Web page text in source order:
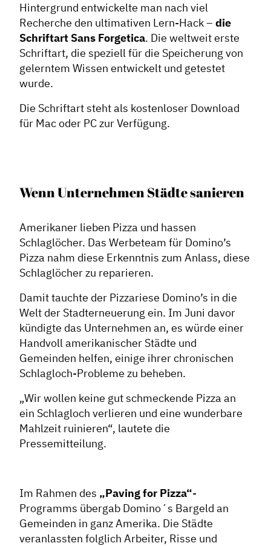
Hintergrund entwickelte man nach viel
Recherche den ultimativen Lern-Hack – die
Schriftart Sans Forgetica. Die weltweit erste
Schriftart, die speziell für die Speicherung von
gelerntem Wissen entwickelt und getestet
wurde.
Die Schriftart steht als kostenloser Download
für Mac oder PC zur Verfügung.
Wenn Unternehmen Städte sanieren
Amerikaner lieben Pizza und hassen
Schlaglöcher. Das Werbeteam für Domino’s
Pizza nahm diese Erkenntnis zum Anlass, diese
Schlaglöcher zu reparieren.
Damit tauchte der Pizzariese Domino’s in die
Welt der Stadterneuerung ein. Im Juni davor
kündigte das Unternehmen an, es würde einer
Handvoll amerikanischer Städte und
Gemeinden helfen, einige ihrer chronischen
Schlagloch-Probleme zu beheben.
„Wir wollen keine gut schmeckende Pizza an
ein Schlagloch verlieren und eine wunderbare
Mahlzeit ruinieren“, lautete die
Pressemitteilung.
Im Rahmen des „Paving for Pizza“-
Programms übergab Domino´s Bargeld an
Gemeinden in ganz Amerika. Die Städte
veranlassten folglich Arbeiter, Risse und